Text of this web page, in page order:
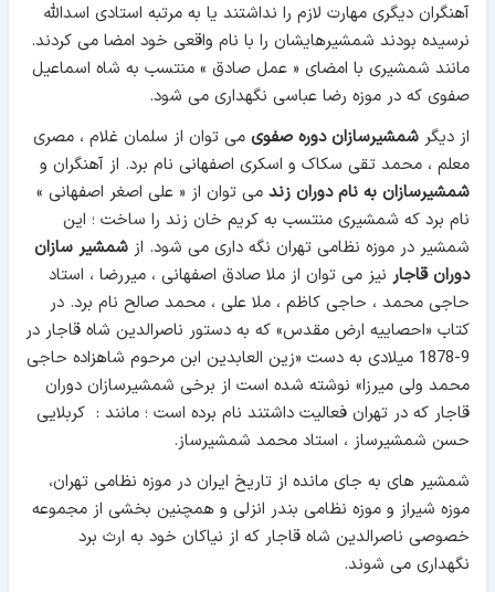
آهنگران ديگری مهارت لازم را نداشتند یا به مرتبه استادی اسدالله
نرسيده بودند شمشيرهايشان را با نام واقعی خود امضا می کردند.
مانند شمشیری با امضای « عمل صادق » منتسب به شاه اسماعیل
صفوی که در موزه رضا عباسی نگهداری می شود.
از دیگر شمشیرسازان دوره صفوی می توان از سلمان غلام ، مصری
معلم ، محمد تقی سکاک و اسکری اصفهانی نام برد. از آهنگران و
شمشیرسازان به نام دوران زند می توان از « علی اصغر اصفهانی »
نام برد که شمشیری منتسب به کریم خان زند را ساخت ؛ این
شمشیر در موزه نظامی تهران نگه داری می شود. از شمشیر سازان
دوران قاجار نیز می توان از ملا صادق اصفهانی ، میررضا ، استاد
حاجی محمد ، حاجی کاظم ، ملا علی ، محمد صالح نام برد. در
کتاب «احصاييه ارض مقدس» که به دستور ناصرالدين شاه قاجار در
9-1878 ميلادی به دست «زين العابدين ابن مرحوم شاهزاده حاجی
محمد ولی ميرزا» نوشته شده است از برخی شمشیرسازان دوران
قاجار که در تهران فعاليت داشتند نام برده است ؛ مانند : کربلایی
حسن شمشیرساز ، استاد محمد شمشیرساز.
شمشیر های به جای مانده از تاریخ ایران در موزه نظامی تهران،
موزه شيراز و موزه نظامی بندر انزلی و همچنین بخشی از مجموعه
خصوصی ناصرالدين شاه قاجار که از نياکان خود به ارث برد
نگهداری می شوند.